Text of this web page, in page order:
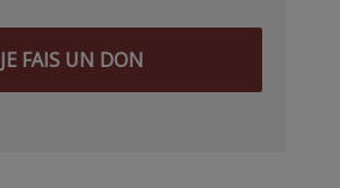
JE FAIS UN DON